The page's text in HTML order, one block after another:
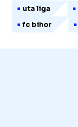
uta liga
fc bihor